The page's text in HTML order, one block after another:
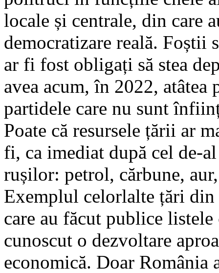
locale și centrale, din care
democratizare reală. Foștii
ar fi fost obligați să stea
avea acum, în 2022,
partidele care nu sunt
Poate că resursele țării ar
fi, ca imediat după cel de-
rușilor: petrol, cărbune,
Exemplul celorlalte țări
care au făcut publice
cunoscut o dezvoltare
economică. Doar România